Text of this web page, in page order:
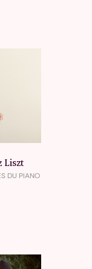
Liszt
DU PIANO